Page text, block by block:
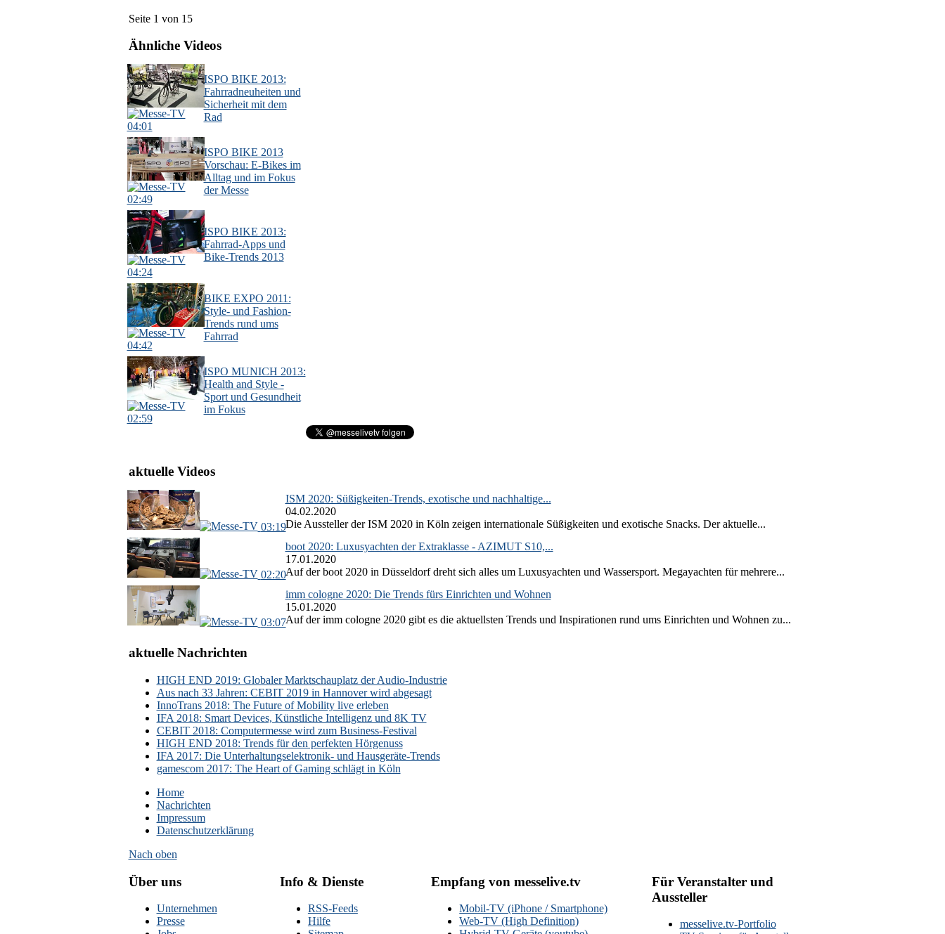
Seite 1 von 15
Ähnliche Videos
04:01
ISPO BIKE 2013:
Fahrradneuheiten und
Sicherheit mit dem
Rad
02:49
ISPO BIKE 2013
Vorschau: E-Bikes im
Alltag und im Fokus
der Messe
04:24
ISPO BIKE 2013:
Fahrrad-Apps und
Bike-Trends 2013
04:42
BIKE EXPO 2011:
Style- und Fashion-
Trends rund ums
Fahrrad
02:59
ISPO MUNICH 2013:
Health and Style -
Sport und Gesundheit
im Fokus
aktuelle Videos
03:19
ISM 2020: Süßigkeiten-Trends, exotische und nachhaltige...
04.02.2020
Die Aussteller der ISM 2020 in Köln zeigen internationale Süßigkeiten und exotische Snacks. Der aktuelle...
02:20
boot 2020: Luxusyachten der Extraklasse - AZIMUT S10,...
17.01.2020
Auf der boot 2020 in Düsseldorf dreht sich alles um Luxusyachten und Wassersport. Megayachten für mehrere...
03:07
imm cologne 2020: Die Trends fürs Einrichten und Wohnen
15.01.2020
Auf der imm cologne 2020 gibt es die aktuellsten Trends und Inspirationen rund ums Einrichten und Wohnen zu...
aktuelle Nachrichten
HIGH END 2019: Globaler Marktschauplatz der Audio-Industrie
Aus nach 33 Jahren: CEBIT 2019 in Hannover wird abgesagt
InnoTrans 2018: The Future of Mobility live erleben
IFA 2018: Smart Devices, Künstliche Intelligenz und 8K TV
CEBIT 2018: Computermesse wird zum Business-Festival
HIGH END 2018: Trends für den perfekten Hörgenuss
IFA 2017: Die Unterhaltungselektronik- und Hausgeräte-Trends
gamescom 2017: The Heart of Gaming schlägt in Köln
Home
Nachrichten
Impressum
Datenschutzerklärung
Nach oben
Über uns
Unternehmen
Presse
Info & Dienste
RSS-Feeds
Hilfe
Empfang von messelive.tv
Mobil-TV (iPhone / Smartphone)
Web-TV (High Definition)
Für Veranstalter und
Aussteller
messelive.tv-Portfolio